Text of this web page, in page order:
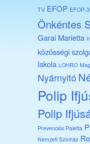
TV EFOP EFOP-
Önkéntes
Garai Marietta
közösségi
Iskola LOHRO
Nyárnyitó
Polip
Polip
Prevenciós Paletta
Nemzeti Színház